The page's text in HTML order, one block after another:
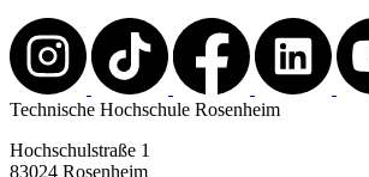
Technische Hochschule Rosenheim
Hochschulstraße 1
83024 Rosenheim